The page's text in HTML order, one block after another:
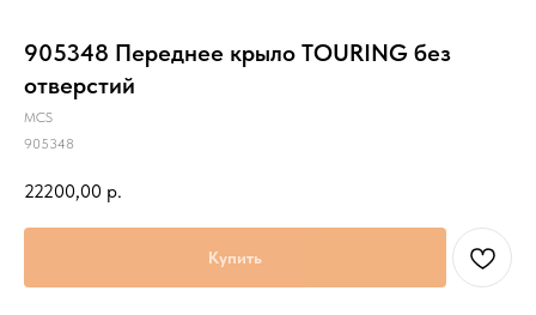
905348 Переднее крыло TOURING без
отверстий
MCS
905348
22200,00 р.
Купить